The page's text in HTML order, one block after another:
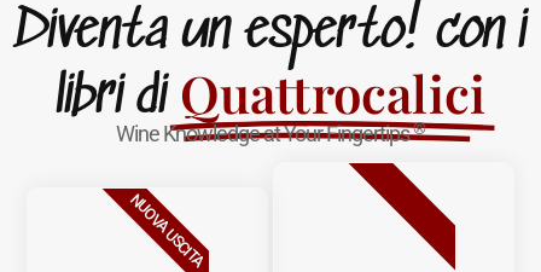
Diventa un esperto! con i
libri di Quattrocalici
Wine Knowledge at Your Fingertips®
NUOVA USCITA BESTSELLER